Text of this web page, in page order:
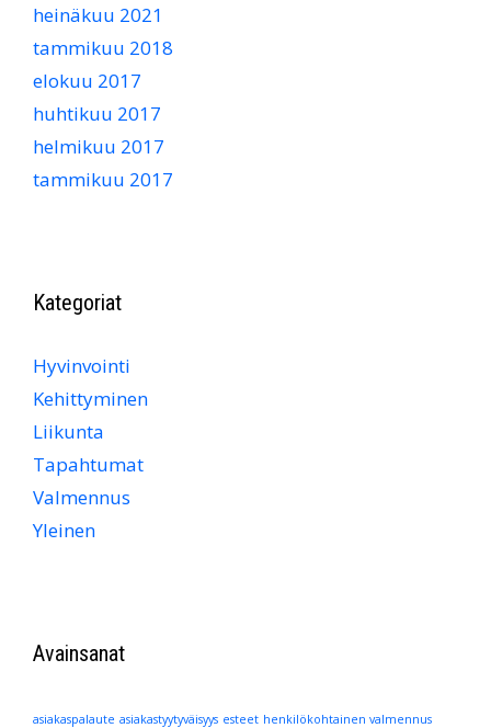
heinäkuu 2021
tammikuu 2018
elokuu 2017
huhtikuu 2017
helmikuu 2017
tammikuu 2017
Kategoriat
Hyvinvointi
Kehittyminen
Liikunta
Tapahtumat
Valmennus
Yleinen
Avainsanat
asiakaspalaute asiakastyytyväisyys esteet henkilökohtainen valmennus